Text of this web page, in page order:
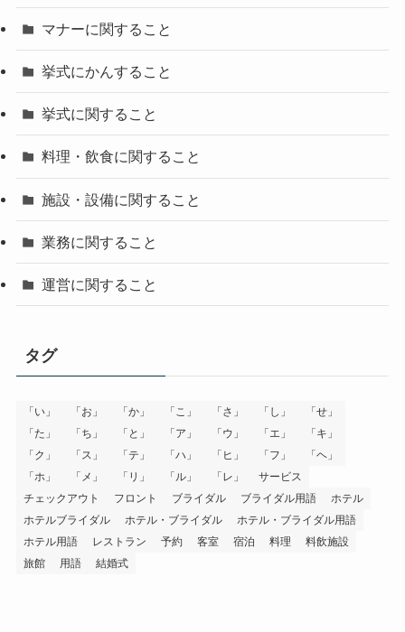
マナーに関すること
挙式にかんすること
挙式に関すること
料理・飲食に関すること
施設・設備に関すること
業務に関すること
運営に関すること
タグ
「い」 「お」 「か」 「こ」 「さ」 「し」
「せ」
「た」
「ち」 「と」 「ア」 「ウ」 「エ」
「キ」
「ク」
「ス」 「テ」 「ハ」 「ヒ」 「フ」
「ヘ」
「ホ」
「メ」 「リ」 「ル」 「レ」
サービス
チェックアウト
フロント ブライダル ブライダル用語
ホテル
ホテルブライダル
ホテル・ブライダル
ホテル・ブライダル用語
ホテル用語
レストラン 予約 客室 宿泊 料理
料飲施設
旅館
用語 結婚式